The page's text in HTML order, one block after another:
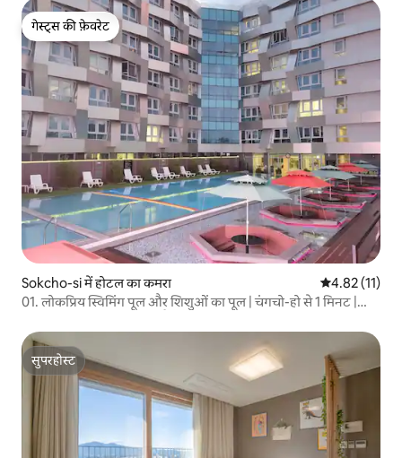
गेस्ट्स की फ़ेवरेट
गेस्ट्स की फ़ेवरेट
Sokcho-si में होटल का कमरा औसत रेटिंग 5 में
4.82 (11)
01. लोकप्रिय स्विमिंग पूल और शिशुओं का पूल | चंगचो-हो से 1 मिनट |
आवास | खाना पकाने और कपड़े धोने की सुविधा
सुपरहोस्ट
सुपरहोस्ट